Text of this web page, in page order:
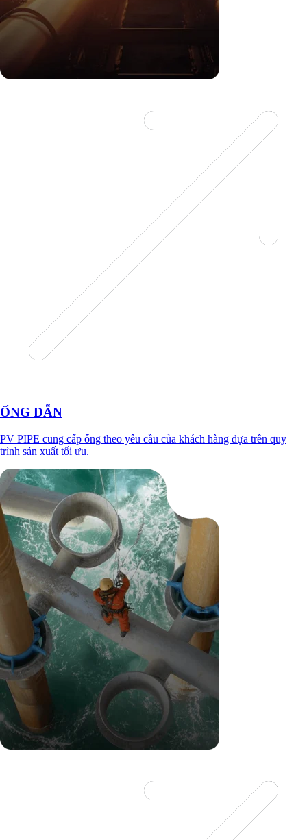
ỐNG DẪN
PV PIPE cung cấp ống theo yêu cầu của khách hàng dựa trên quy
trình sản xuất tối ưu.